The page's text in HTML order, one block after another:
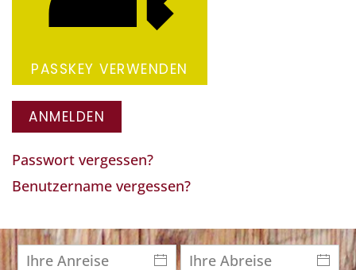
PASSKEY VERWENDEN
ANMELDEN
Passwort vergessen?
Benutzername vergessen?